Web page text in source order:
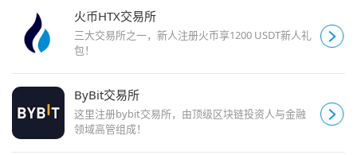
火币HTX交易所
三大交易所之一，新人注册火币享1200 USDT新人礼
包！
ByBit交易所
这里注册bybit交易所，由顶级区块链投资人与金融
领域高管组成！